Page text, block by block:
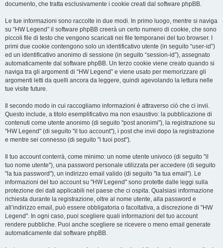
documento, che tratta esclusivamente i cookie creati dal software phpBB.
Le tue informazioni sono raccolte in due modi. In primo luogo, mentre si naviga
su “HW Legend” il software phpBB creerà un certo numero di cookie, che sono
piccoli file di testo che vengono scaricati nei file temporanei del tuo browser. I
primi due cookie contengono solo un identificativo utente (in seguito “user-id”)
ed un identificativo anonimo di sessione (in seguito “session-id”), assegnato
automaticamente dal software phpBB. Un terzo cookie viene creato quando si
naviga tra gli argomenti di “HW Legend” e viene usato per memorizzare gli
argomenti letti da quelli ancora da leggere, quindi agevolando la lettura nelle
tue visite future.
Il secondo modo in cui raccogliamo informazioni è attraverso ciò che ci invii.
Questo include, a titolo esemplificativo ma non esaustivo: la pubblicazione di
contenuti come utente anonimo (di seguito "post anonimi"), la registrazione su
"HW Legend" (di seguito "il tuo account"), i post che invii dopo la registrazione
e mentre sei connesso (di seguito "i tuoi post").
Il tuo account conterrà, come minimo: un nome utente univoco (di seguito "il
tuo nome utente"), una password personale utilizzata per accedere (di seguito
"la tua password"), un indirizzo email valido (di seguito "la tua email"). Le
informazioni del tuo account su "HW Legend" sono protette dalle leggi sulla
protezione dei dati applicabili nel paese che ci ospita. Qualsiasi informazione
richiesta durante la registrazione, oltre al nome utente, alla password e
all’indirizzo email, può essere obbligatoria o facoltativa, a discrezione di "HW
Legend". In ogni caso, puoi scegliere quali informazioni del tuo account
rendere pubbliche. Puoi anche scegliere se ricevere o meno email generate
automaticamente dal software phpBB.